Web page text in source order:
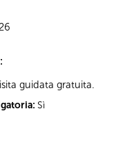
guidata gratuita.
Sì